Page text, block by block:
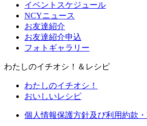
イベントスケジュール
NCYニュース
お友達紹介
お友達紹介申込
フォトギャラリー
わたしのイチオシ！＆レシピ
わたしのイチオシ！
おいしいレシピ
個人情報保護方針及び利用約款